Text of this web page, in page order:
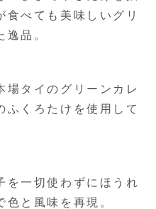
食べても美味しいグリ
逸品。
場タイのグリーンカレ
ふくろたけを使用して
を一切使わずにほうれ
色と風味を再現。